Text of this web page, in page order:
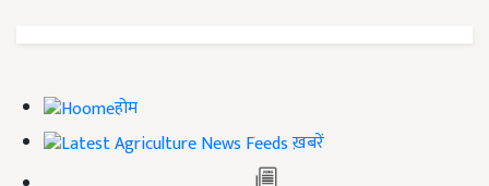
होम
ख़बरें